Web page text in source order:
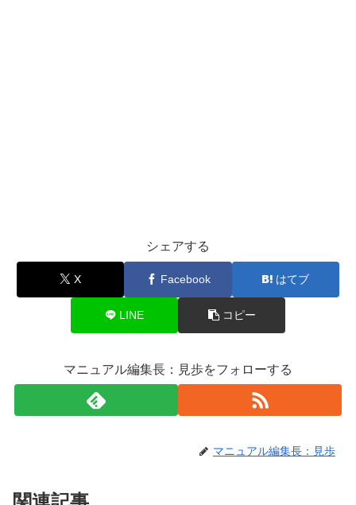
シェアする
X Facebook はてブ
LINE コピー
マニュアル編集長：見歩をフォローする
マニュアル編集長：見歩